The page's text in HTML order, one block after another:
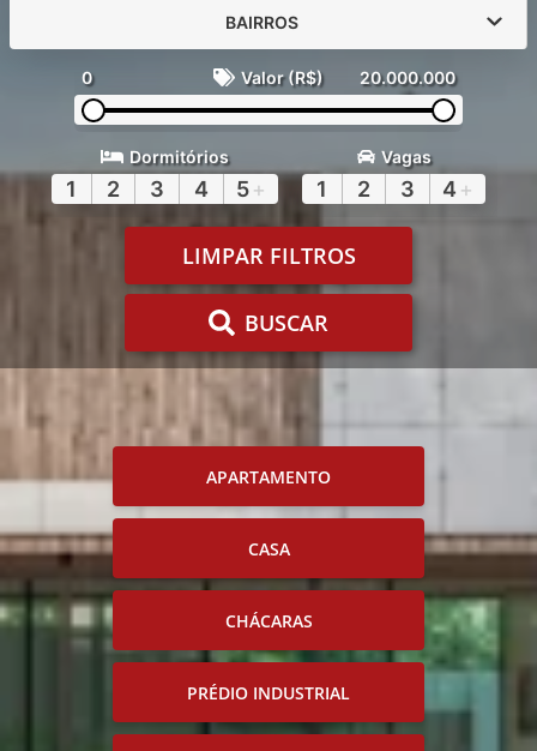
BAIRROS
0 Valor (R$) 20.000.000
Dormitórios
1 2 3 4 5+
Vagas
1 2 3 4 +
LIMPAR FILTROS
BUSCAR
APARTAMENTO
CASA
CHÁCARAS
PRÉDIO INDUSTRIAL